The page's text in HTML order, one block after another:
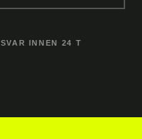
SVAR INNEN 24 T